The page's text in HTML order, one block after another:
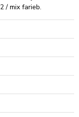
/ mix farieb.